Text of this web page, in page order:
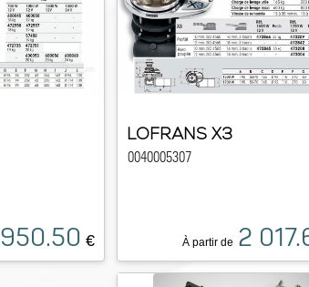
950.50 €
LOFRANS X3
0040005307
À partir de 2